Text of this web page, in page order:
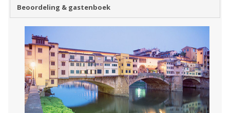
Beoordeling & gastenboek